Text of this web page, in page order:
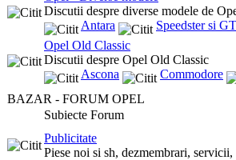
Discutii despre diverse modele de
Antara
Speedster si GT
Opel Old Classic
Discutii despre Opel Old Classic
Ascona
Commodore
BAZAR - FORUM OPEL
Subiecte Forum
Publicitate
Piese noi si sh, dezmembrari, servicii,